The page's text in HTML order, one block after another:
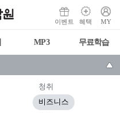
이벤트 혜택 MY
MP3 무료학습
청취
비즈니스